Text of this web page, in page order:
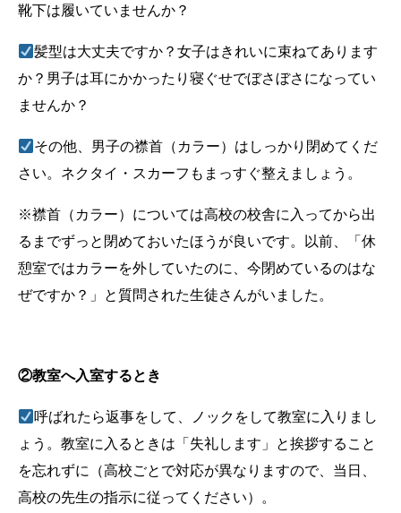
靴下は履いていませんか？
髪型は大丈夫ですか？女子はきれいに束ねてあります
か？男子は耳にかかったり寝ぐせでぼさぼさになってい
ませんか？
その他、男子の襟首（カラー）はしっかり閉めてくだ
さい。ネクタイ・スカーフもまっすぐ整えましょう。
※襟首（カラー）については高校の校舎に入ってから出
るまでずっと閉めておいたほうが良いです。以前、「休
憩室ではカラーを外していたのに、今閉めているのはな
ぜですか？」と質問された生徒さんがいました。
②教室へ入室するとき
呼ばれたら返事をして、ノックをして教室に入りまし
ょう。教室に入るときは「失礼します」と挨拶すること
を忘れずに（高校ごとで対応が異なりますので、当日、
高校の先生の指示に従ってください）。